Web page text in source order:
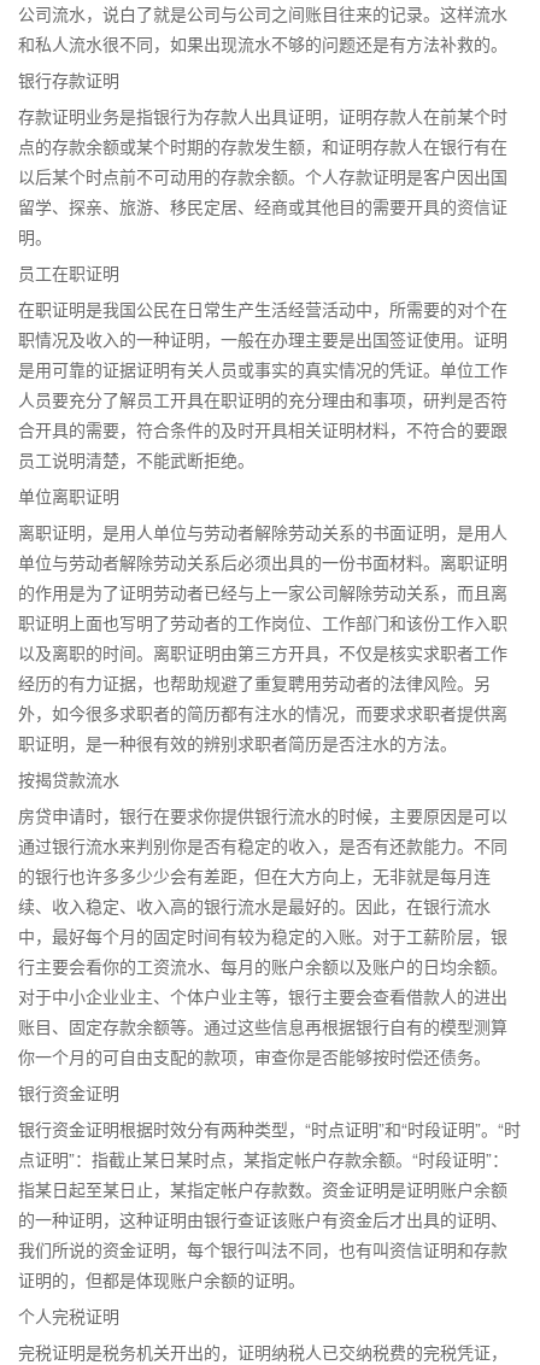
公司流水，说白了就是公司与公司之间账目往来的记录。这样流水
和私人流水很不同，如果出现流水不够的问题还是有方法补救的。
银行存款证明
存款证明业务是指银行为存款人出具证明，证明存款人在前某个时
点的存款余额或某个时期的存款发生额，和证明存款人在银行有在
以后某个时点前不可动用的存款余额。个人存款证明是客户因出国
留学、探亲、旅游、移民定居、经商或其他目的需要开具的资信证
明。
员工在职证明
在职证明是我国公民在日常生产生活经营活动中，所需要的对个在
职情况及收入的一种证明，一般在办理主要是出国签证使用。证明
是用可靠的证据证明有关人员或事实的真实情况的凭证。单位工作
人员要充分了解员工开具在职证明的充分理由和事项，研判是否符
合开具的需要，符合条件的及时开具相关证明材料，不符合的要跟
员工说明清楚，不能武断拒绝。
单位离职证明
离职证明，是用人单位与劳动者解除劳动关系的书面证明，是用人
单位与劳动者解除劳动关系后必须出具的一份书面材料。离职证明
的作用是为了证明劳动者已经与上一家公司解除劳动关系，而且离
职证明上面也写明了劳动者的工作岗位、工作部门和该份工作入职
以及离职的时间。离职证明由第三方开具，不仅是核实求职者工作
经历的有力证据，也帮助规避了重复聘用劳动者的法律风险。另
外，如今很多求职者的简历都有注水的情况，而要求求职者提供离
职证明，是一种很有效的辨别求职者简历是否注水的方法。
按揭贷款流水
房贷申请时，银行在要求你提供银行流水的时候，主要原因是可以
通过银行流水来判别你是否有稳定的收入，是否有还款能力。不同
的银行也许多多少少会有差距，但在大方向上，无非就是每月连
续、收入稳定、收入高的银行流水是最好的。因此，在银行流水
中，最好每个月的固定时间有较为稳定的入账。对于工薪阶层，银
行主要会看你的工资流水、每月的账户余额以及账户的日均余额。
对于中小企业业主、个体户业主等，银行主要会查看借款人的进出
账目、固定存款余额等。通过这些信息再根据银行自有的模型测算
你一个月的可自由支配的款项，审查你是否能够按时偿还债务。
银行资金证明
银行资金证明根据时效分有两种类型，“时点证明”和“时段证明”。“时
点证明”：指截止某日某时点，某指定帐户存款余额。“时段证明”：
指某日起至某日止，某指定帐户存款数。资金证明是证明账户余额
的一种证明，这种证明由银行查证该账户有资金后才出具的证明、
我们所说的资金证明，每个银行叫法不同，也有叫资信证明和存款
证明的，但都是体现账户余额的证明。
个人完税证明
完税证明是税务机关开出的，证明纳税人已交纳税费的完税凭证，